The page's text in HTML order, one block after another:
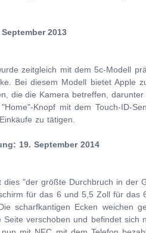
2013
zeitgleich mit dem 5c-Modell
Bei diesem Modell bietet Apple
die die Kamera betreffen,
Knopf mit dem Touch-ID-
zu tätigen.
19. September 2014
"der größte Durchbruch in der
für das 6 und 5,5 Zoll für
scharfkantigen Ecken weichen
verschoben und befindet sich